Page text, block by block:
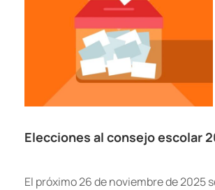
Elecciones al consejo escolar
El próximo 26 de noviembre de 2025